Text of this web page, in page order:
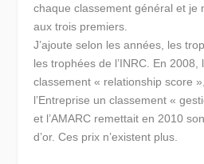
chaque classement général et je
aux trois premiers.
J’ajoute selon les années, les
les trophées de l’INRC. En 2008,
classement « relationship score
l’Entreprise un classement «
et l’AMARC remettait en 2010
d’or. Ces prix n’existent plus.